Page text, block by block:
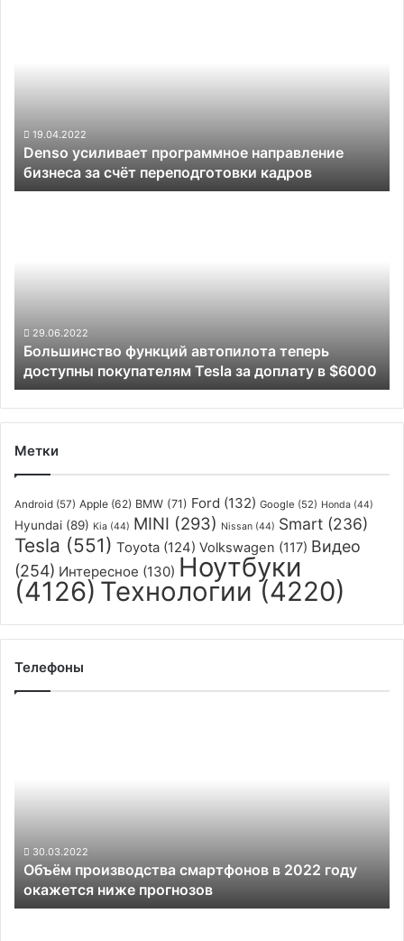
переподготовки
кадров
19.04.2022
Denso усиливает программное направление
бизнеса за счёт переподготовки кадров
за
доплату
$6000
29.06.2022
Большинство функций автопилота теперь
доступны покупателям Tesla за доплату в $6000
Метки
Android (57) Apple (62) BMW (71) Ford (132) Google (52) Honda (44)
Hyundai (89) Kia (44) MINI (293) Nissan (44) Smart (236)
Tesla (551) Toyota (124) Volkswagen (117) Видео
(254) Интересное (130) Ноутбуки
(4126) Технологии (4220)
Телефоны
ниже
прогнозов
30.03.2022
Объём производства смартфонов в 2022 году
окажется ниже прогнозов